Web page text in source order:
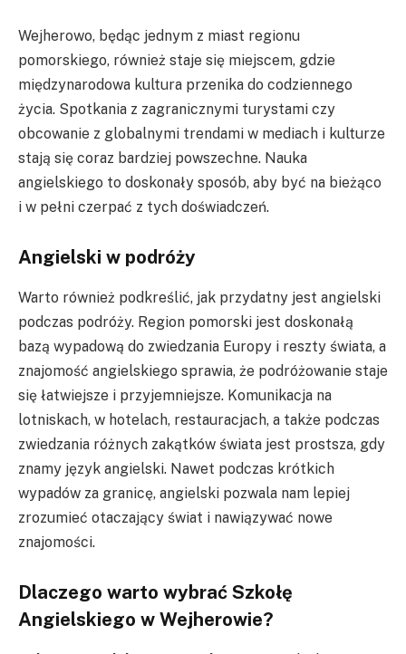
Wejherowo, będąc jednym z miast regionu
pomorskiego, również staje się miejscem, gdzie
międzynarodowa kultura przenika do codziennego
życia. Spotkania z zagranicznymi turystami czy
obcowanie z globalnymi trendami w mediach i kulturze
stają się coraz bardziej powszechne. Nauka
angielskiego to doskonały sposób, aby być na bieżąco
i w pełni czerpać z tych doświadczeń.
Angielski w podróży
Warto również podkreślić, jak przydatny jest angielski
podczas podróży. Region pomorski jest doskonałą
bazą wypadową do zwiedzania Europy i reszty świata, a
znajomość angielskiego sprawia, że podróżowanie staje
się łatwiejsze i przyjemniejsze. Komunikacja na
lotniskach, w hotelach, restauracjach, a także podczas
zwiedzania różnych zakątków świata jest prostsza, gdy
znamy język angielski. Nawet podczas krótkich
wypadów za granicę, angielski pozwala nam lepiej
zrozumieć otaczający świat i nawiązywać nowe
znajomości.
Dlaczego warto wybrać Szkołę
Angielskiego w Wejherowie?